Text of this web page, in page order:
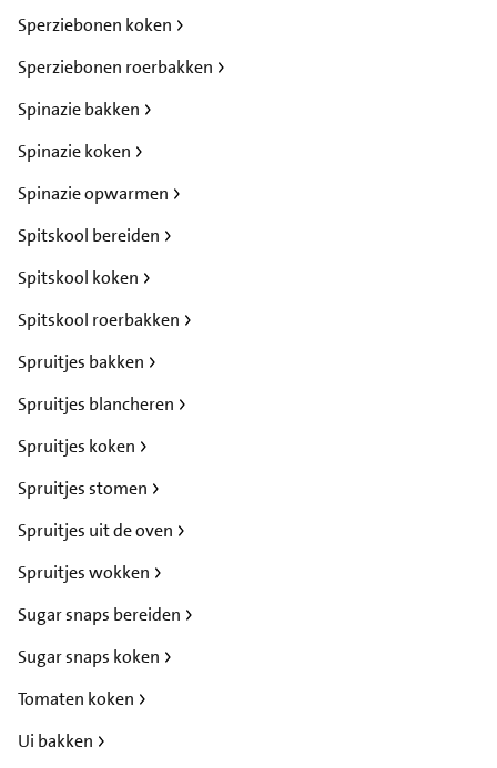
Sperziebonen koken
Sperziebonen roerbakken
Spinazie bakken
Spinazie koken
Spinazie opwarmen
Spitskool bereiden
Spitskool koken
Spitskool roerbakken
Spruitjes bakken
Spruitjes blancheren
Spruitjes koken
Spruitjes stomen
Spruitjes uit de oven
Spruitjes wokken
Sugar snaps bereiden
Sugar snaps koken
Tomaten koken
Ui bakken